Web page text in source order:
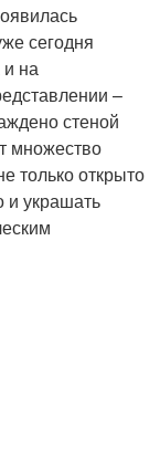
сегодня
и на
–
стеной
множество
только открыто
и украшать